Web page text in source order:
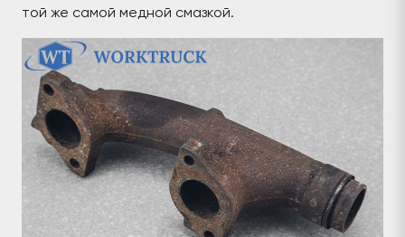
той же самой медной смазкой.